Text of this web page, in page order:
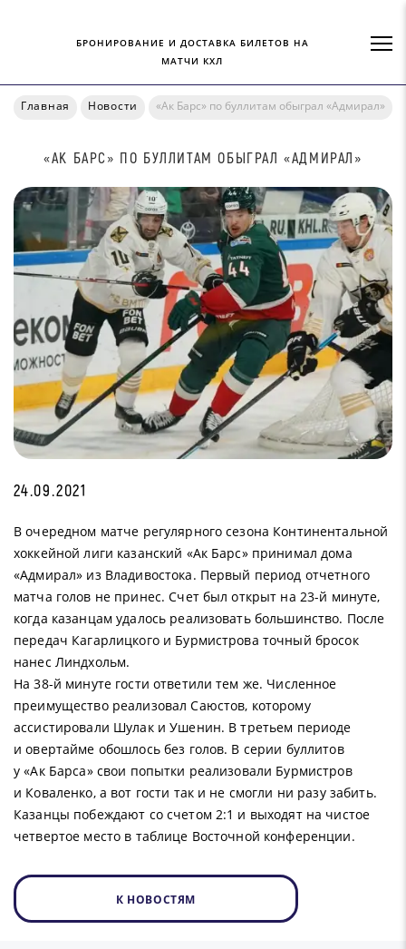
БРОНИРОВАНИЕ И ДОСТАВКА БИЛЕТОВ НА
МАТЧИ КХЛ
Главная Новости «Ак Барс» по буллитам обыграл «Адмирал»
«АК БАРС» ПО БУЛЛИТАМ ОБЫГРАЛ «АДМИРАЛ»
24.09.2021
В очередном матче регулярного сезона Континентальной
хоккейной лиги казанский «Ак Барс» принимал дома
«Адмирал» из Владивостока. Первый период отчетного
матча голов не принес. Счет был открыт на 23-й минуте,
когда казанцам удалось реализовать большинство. После
передач Кагарлицкого и Бурмистрова точный бросок
нанес Линдхольм.
На 38-й минуте гости ответили тем же. Численное
преимущество реализовал Саюстов, которому
ассистировали Шулак и Ушенин. В третьем периоде
и овертайме обошлось без голов. В серии буллитов
у «Ак Барса» свои попытки реализовали Бурмистров
и Коваленко, а вот гости так и не смогли ни разу забить.
Казанцы побеждают со счетом 2:1 и выходят на чистое
четвертое место в таблице Восточной конференции.
К НОВОСТЯМ